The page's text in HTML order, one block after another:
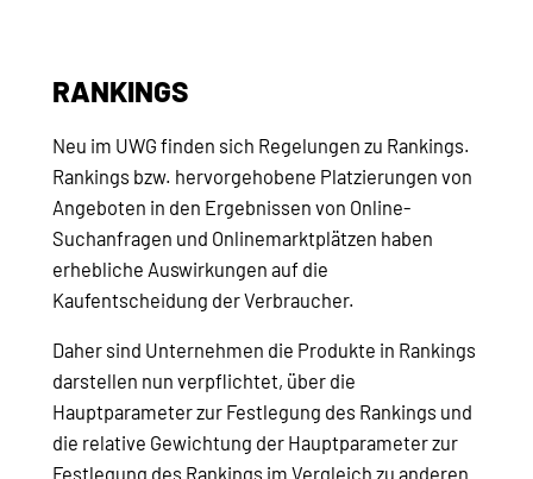
RANKINGS
Neu im UWG finden sich Regelungen zu Rankings.
Rankings bzw. hervorgehobene Platzierungen von
Angeboten in den Ergebnissen von Online-
Suchanfragen und Onlinemarktplätzen haben
erhebliche Auswirkungen auf die
Kaufentscheidung der Verbraucher.
Daher sind Unternehmen die Produkte in Rankings
darstellen nun verpflichtet, über die
Hauptparameter zur Festlegung des Rankings und
die relative Gewichtung der Hauptparameter zur
Festlegung des Rankings im Vergleich zu anderen